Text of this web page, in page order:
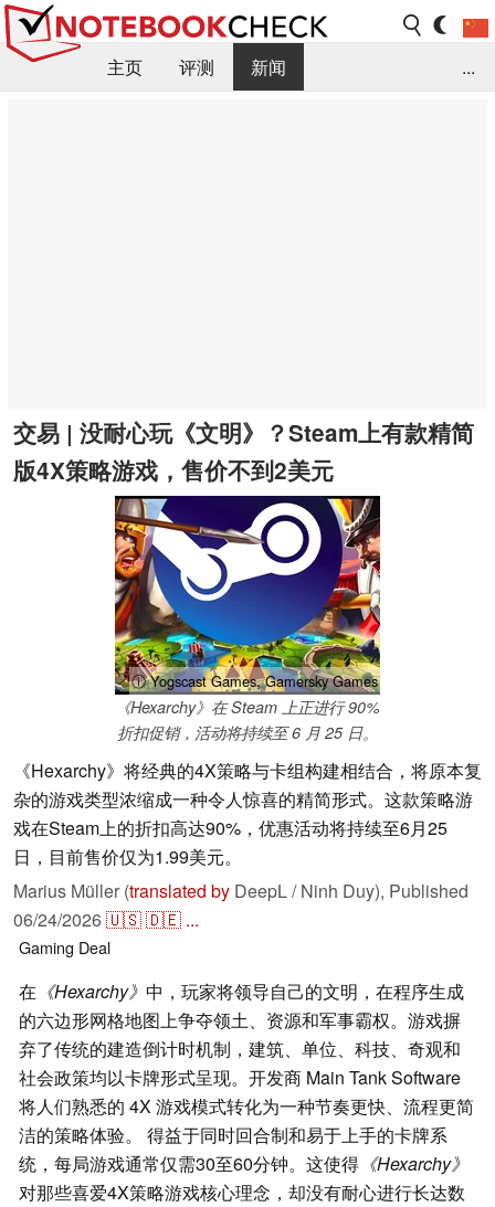
主页 评测
新闻
...
交易 | 没耐心玩《文明》？Steam上有款精简
版4X策略游戏，售价不到2美元
ⓘ Yogscast Games, Gamersky Games
《Hexarchy》在 Steam 上正进行 90%
折扣促销，活动将持续至 6 月 25 日。
《Hexarchy》将经典的4X策略与卡组构建相结合，将原本复
杂的游戏类型浓缩成一种令人惊喜的精简形式。这款策略游
戏在Steam上的折扣高达90%，优惠活动将持续至6月25
日，目前售价仅为1.99美元。
Marius Müller (translated by DeepL / Ninh Duy), Published
06/24/2026🇺🇸🇩🇪 ...
Gaming Deal
在 《Hexarchy》 中，玩家将领导自己的文明，在程序生成
的六边形网格地图上争夺领土、资源和军事霸权。游戏摒
弃了传统的建造倒计时机制，建筑、单位、科技、奇观和
社会政策均以卡牌形式呈现。开发商 Main Tank Software
将人们熟悉的 4X 游戏模式转化为一种节奏更快、流程更简
洁的策略体验。 得益于同时回合制和易于上手的卡牌系
统，每局游戏通常仅需30至60分钟。这使得 《Hexarchy》
对那些喜爱4X策略游戏核心理念，却没有耐心进行长达数